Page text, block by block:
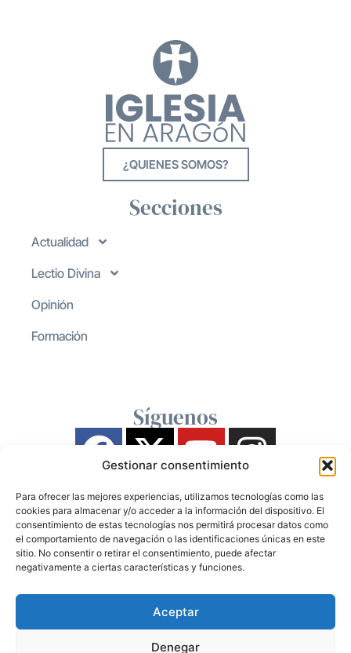
Gestionar consentimiento
Para ofrecer las mejores experiencias, utilizamos tecnologías como las
cookies para almacenar y/o acceder a la información del dispositivo. El
consentimiento de estas tecnologías nos permitirá procesar datos como
el comportamiento de navegación o las identificaciones únicas en este
sitio. No consentir o retirar el consentimiento, puede afectar
negativamente a ciertas características y funciones.
Aceptar
Denegar
¿QUIENES SOMOS?
Secciones
Actualidad
Lectio Divina
Opinión
Formación
Síguenos